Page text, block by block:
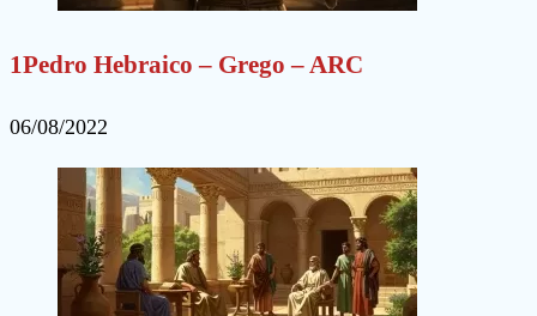
1Pedro Hebraico – Grego – ARC
06/08/2022